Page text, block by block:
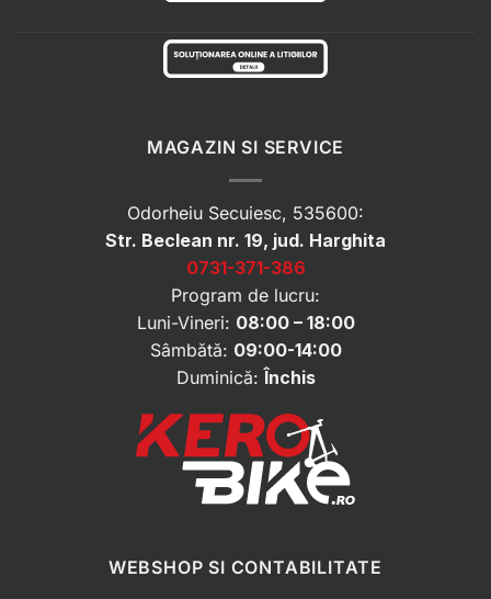
MAGAZIN SI SERVICE
Odorheiu Secuiesc, 535600:
Str. Beclean nr. 19, jud. Harghita
0731-371-386
Program de lucru:
Luni-Vineri: 08:00 – 18:00
Sâmbătă: 09:00-14:00
Duminică:Închis
WEBSHOP SI CONTABILITATE